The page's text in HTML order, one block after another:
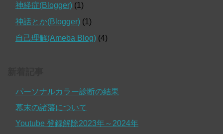
神経症(Blogger) (1)
神話とか(Blogger) (1)
自己理解(Ameba Blog) (4)
パーソナルカラー診断の結果
幕末の諸藩について
Youtube 登録解除2023年～2024年